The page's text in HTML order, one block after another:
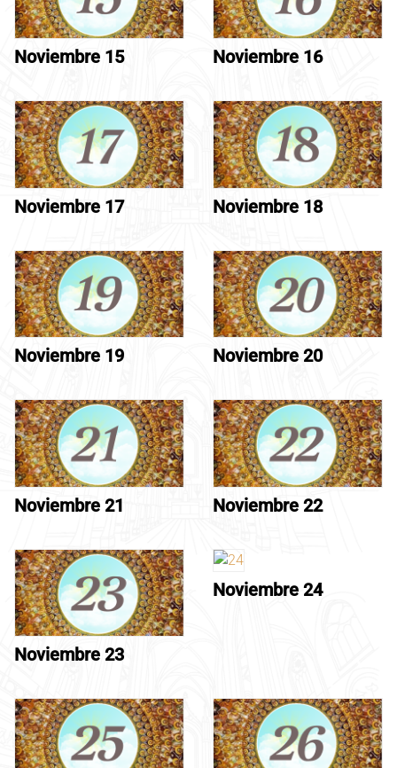
Noviembre 15 Noviembre 16
Noviembre 17 Noviembre 18
Noviembre 19 Noviembre 20
Noviembre 21 Noviembre 22
Noviembre 23
Noviembre 24